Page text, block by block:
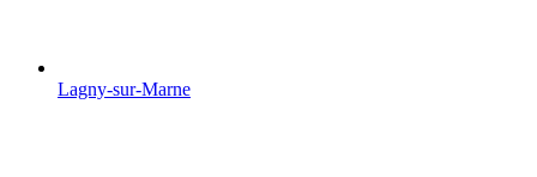
Lagny-sur-Marne